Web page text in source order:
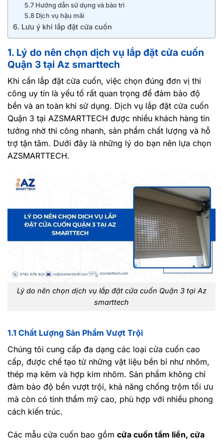
5.7 Hướng dẫn sử dụng và bảo trì
5.8 Dịch vụ hậu mãi
6. Lưu ý khi lắp đặt cửa cuốn
1. Lý do nên chọn dịch vụ lắp đặt cửa cuốn
Quận 3 tại Az smarttech
Khi cần lắp đặt cửa cuốn, việc chọn đúng đơn vị thi
công uy tín là yếu tố rất quan trọng để đảm bảo độ
bền và an toàn khi sử dụng. Dịch vụ lắp đặt cửa cuốn
Quận 3 tại AZSMARTTECH được nhiều khách hàng tin
tưởng nhờ thi công nhanh, sản phẩm chất lượng và hỗ
trợ tận tâm. Dưới đây là những lý do bạn nên lựa chọn
AZSMARTTECH.
Lý do nên chọn dịch vụ lắp đặt cửa cuốn Quận 3 tại Az
smarttech
1.1 Chất Lượng Sản Phẩm Vượt Trội
Chúng tôi cung cấp đa dạng các loại cửa cuốn cao
cấp, được chế tạo từ những vật liệu bền bỉ như nhôm,
thép mạ kẽm và hợp kim nhôm. Sản phẩm không chỉ
đảm bảo độ bền vượt trội, khả năng chống trộm tối ưu
mà còn có tính thẩm mỹ cao, phù hợp với nhiều phong
cách kiến trúc.
Các mẫu cửa cuốn bao gồm cửa cuốn tấm liền, cửa